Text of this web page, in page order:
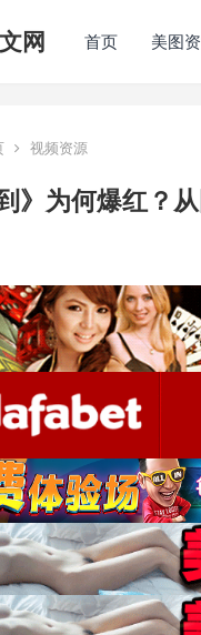
网 首页 美图
视频资源
》为何爆红？